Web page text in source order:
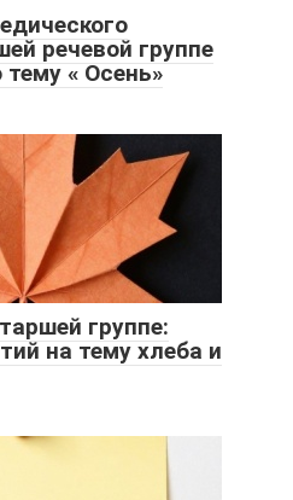
речевой группе
« Осень»
группе:
на тему хлеба и